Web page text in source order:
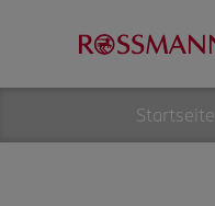
Startseite